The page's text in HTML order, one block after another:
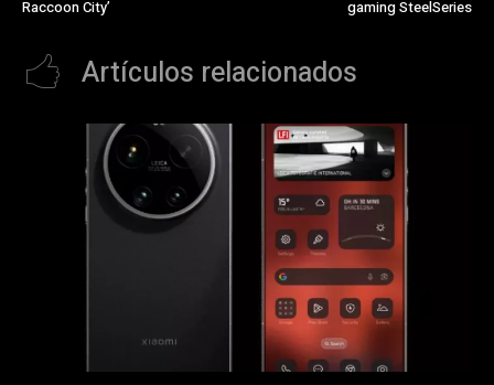
Raccoon City’
gaming SteelSeries
Artículos relacionados